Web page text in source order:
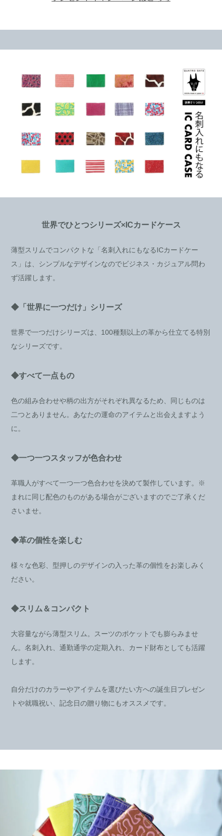
世界でひとつシリーズ×ICカードケース
薄型スリムでコンパクトな「名刺入れにもなるICカードケー
ス」は、シンプルなデザインなのでビジネス・カジュアル問わ
ず活躍します。
◆「世界に一つだけ」シリーズ
世界で一つだけシリーズは、100種類以上の革から仕立てる特別
なシリーズです。
◆すべて一点もの
色の組み合わせや柄の出方がそれぞれ異なるため、同じものは
二つとありません。あなたの運命のアイテムと出会えますよう
に。
◆一つ一つスタッフが色合わせ
革職人がすべて一つ一つ色合わせを決めて製作しています。※
まれに同じ配色のものがある場合がございますのでご了承くだ
さいませ。
◆革の個性を楽しむ
様々な色彩、型押しのデザインの入った革の個性をお楽しみく
ださい。
◆スリム＆コンパクト
大容量ながら薄型スリム。スーツのポケットでも膨らみませ
ん。名刺入れ、通勤通学の定期入れ、カード財布としても活躍
します。
自分だけのカラーやアイテムを選びたい方への誕生日プレゼン
トや就職祝い、記念日の贈り物にもオススメです。